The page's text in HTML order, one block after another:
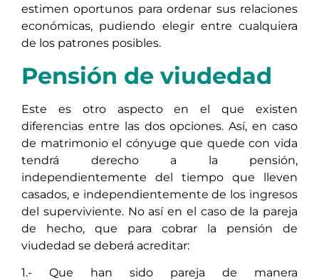
estimen oportunos para ordenar sus relaciones
económicas, pudiendo elegir entre cualquiera
de los patrones posibles.
Pensión de viudedad
Este es otro aspecto en el que existen
diferencias entre las dos opciones. Así, en caso
de matrimonio el cónyuge que quede con vida
tendrá derecho a la pensión,
independientemente del tiempo que lleven
casados, e independientemente de los ingresos
del superviviente. No así en el caso de la pareja
de hecho, que para cobrar la pensión de
viudedad se deberá acreditar:
1.- Que han sido pareja de manera